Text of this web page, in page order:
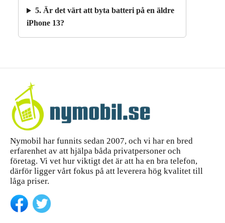
5. Är det värt att byta batteri på en äldre
iPhone 13?
Nymobil har funnits sedan 2007, och vi har en bred
erfarenhet av att hjälpa båda privatpersoner och
företag. Vi vet hur viktigt det är att ha en bra telefon,
därför ligger vårt fokus på att leverera hög kvalitet till
låga priser.